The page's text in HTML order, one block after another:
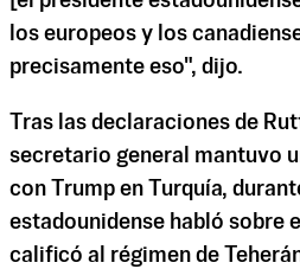
los europeos y los
precisamente eso", dijo.
Tras las declaraciones de
secretario general mantuvo
con Trump en Turquía,
estadounidense habló sobre
calificó al régimen de